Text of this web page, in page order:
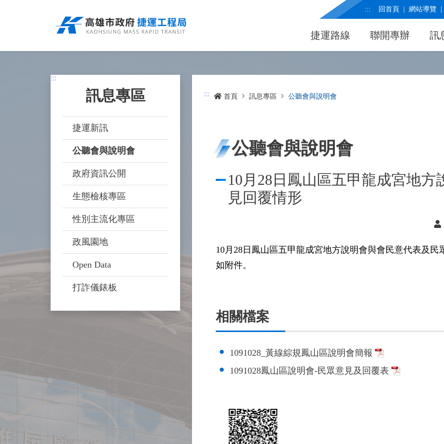
::: 回首頁 網站導覽
捷運路線 聯開專辦 訊
:::
訊息專區
捷運新訊
公聽會與說明會
政府資訊公開
生態檢核專區
性別主流化專區
政風園地
Open Data
打詐儀錶板
::: 首頁 訊息專區 公聽會與說明會
公聽會與說明會
10月28日鳳山區五甲龍成宮地
見回覆情形
10月28日鳳山區五甲龍成宮地方說明會與會民意代表及
如附件。
相關檔案
1091028_黃線綜規鳳山區說明會簡報
1091028鳳山區說明會-民眾意見及回覆表